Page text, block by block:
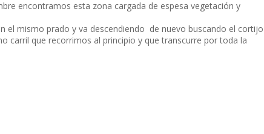
encontramos esta zona cargada de espesa vegetación y
el mismo prado y va descendiendo de nuevo buscando el cortijo
carril que recorrimos al principio y que transcurre por toda la